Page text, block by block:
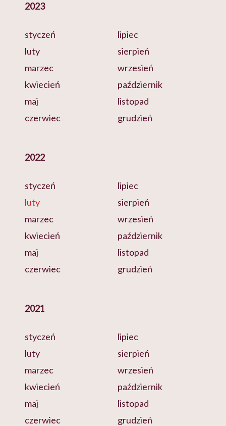
2023
styczeń
luty
marzec
kwiecień
maj
czerwiec
lipiec
sierpień
wrzesień
październik
listopad
grudzień
2022
styczeń
luty
marzec
kwiecień
maj
czerwiec
lipiec
sierpień
wrzesień
październik
listopad
grudzień
2021
styczeń
luty
marzec
kwiecień
maj
czerwiec
lipiec
sierpień
wrzesień
październik
listopad
grudzień